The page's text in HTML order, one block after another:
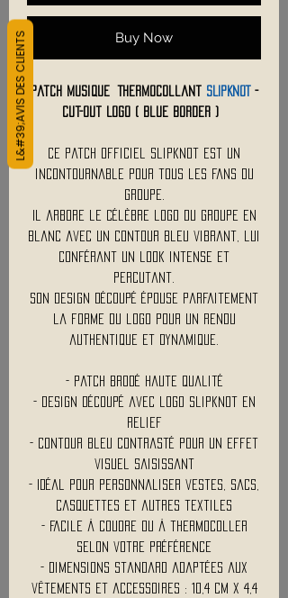
Buy Now
Patch Musique Thermocollant SLIPKNOT
-
Cut-Out Logo ( Blue Border )
Ce patch officiel Slipknot est un
incontournable pour tous les fans du
groupe.
Il arbore le célèbre logo du groupe en
blanc avec un contour bleu vibrant, lui
conférant un look intense et
percutant.
Son design découpé épouse parfaitement
la forme du logo pour un rendu
authentique et dynamique.
- Patch brodé haute qualité
- Design découpé avec logo Slipknot en
relief
- Contour bleu contrasté pour un effet
visuel saisissant
- Idéal pour personnaliser vestes, sacs,
casquettes et autres textiles
- Facile à coudre ou à thermocoller
selon votre préférence
- Dimensions standard adaptées aux
vêtements et accessoires : 10,4 Cm x 4,4
L&#39;AVIS DES CLIENTS